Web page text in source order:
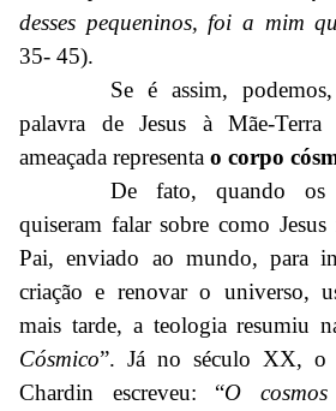
desses pequeninos, foi a mim
35- 45).
Se é assim,
palavra de Jesus à Mãe-
ameaçada representa o corpo
De fato, quando os
quiseram falar sobre como Jesus
Pai, enviado ao mundo, para
criação e renovar o universo,
mais tarde, a teologia resumiu
Cósmico”. Já no século XX, o
Chardin escreveu: “O